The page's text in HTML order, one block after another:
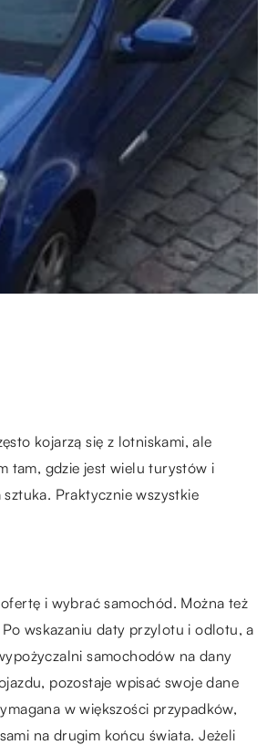
kojarzą się z lotniskami, ale
tam, gdzie jest wielu turystów i
Praktycznie wszystkie
i wybrać samochód. Można też
wskazaniu daty przylotu i odlotu, a
samochodów na dany
pozostaje wpisać swoje dane
w większości przypadków,
na drugim końcu świata. Jeżeli